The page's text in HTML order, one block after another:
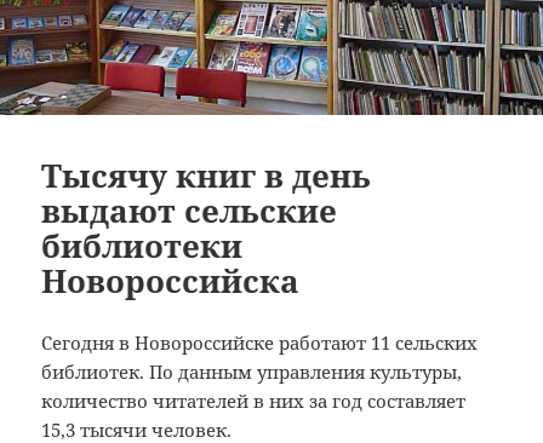
Тысячу книг в день
выдают сельские
библиотеки
Новороссийска
Сегодня в Новороссийске работают 11 сельских
библиотек. По данным управления культуры,
количество читателей в них за год составляет
15,3 тысячи человек.